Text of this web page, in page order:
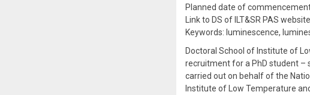
Planned date of
Link to DS of ILT&SR PAS
Keywords: luminescence,
Doctoral School of Institute of
recruitment for a PhD student –
carried out on behalf of the
Institute of Low Temperature